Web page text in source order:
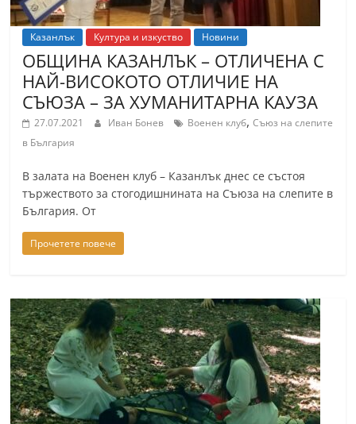
Казанлък Култура и изкуство Новини
ОБЩИНА КАЗАНЛЪК – ОТЛИЧЕНА С
НАЙ-ВИСОКОТО ОТЛИЧИЕ НА
СЪЮЗА – ЗА ХУМАНИТАРНА КАУЗА
27.07.2021 Иван Бонев Военен клуб,Съюз на слепите
в България
В залата на Военен клуб – Казанлък днес се състоя
тържеството за стогодишнината на Съюза на слепите в
България. От
Прочетете повече